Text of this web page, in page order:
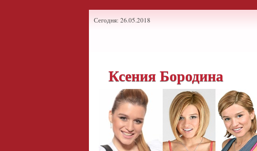
Сегодня: 26.05.2018
Ксения Бородина